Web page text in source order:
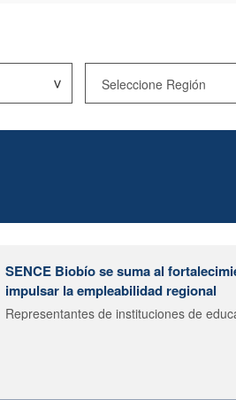
SENCE Biobío se suma al
impulsar la empleabilidad regional
Representantes de instituciones de